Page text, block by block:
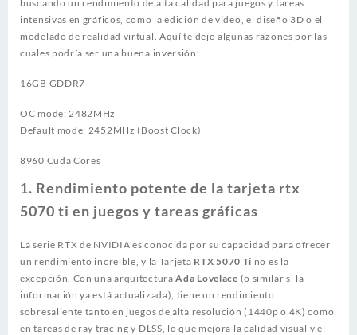
buscando un rendimiento de alta calidad para juegos y tareas
intensivas en gráficos, como la edición de video, el diseño 3D o el
modelado de realidad virtual. Aquí te dejo algunas razones por las
cuales podría ser una buena inversión:
16GB GDDR7
OC mode: 2482MHz
Default mode: 2452MHz (Boost Clock)
8960 Cuda Cores
1. Rendimiento potente de la tarjeta rtx
5070 ti en juegos y tareas gráficas
La serie RTX de NVIDIA es conocida por su capacidad para ofrecer
un rendimiento increíble, y la Tarjeta RTX 5070 Ti no es la
excepción. Con una arquitecturaAda Lovelace (o similar si la
información ya está actualizada), tiene un rendimiento
sobresaliente tanto en juegos de alta resolución (1440p o 4K) como
en tareas de ray tracing y DLSS, lo que mejora la calidad visual y el